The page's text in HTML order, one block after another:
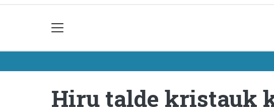
Hiru talde kristauk